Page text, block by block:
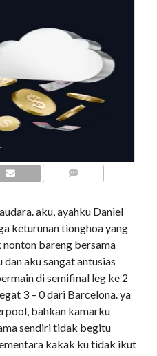
aku, ayahku Daniel
keturunan tionghoa yang
bareng bersama
aku sangat antusias
di semifinal leg ke 2
3 – 0 dari Barcelona. ya
bahkan kamarku
sendiri tidak begitu
kakak ku tidak ikut